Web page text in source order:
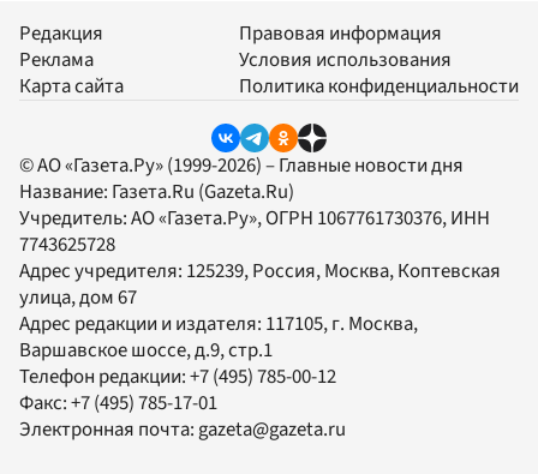
Редакция
Реклама
Карта сайта
Правовая информация
Условия использования
Политика конфиденциальности
© АО «Газета.Ру» (1999-2026) – Главные новости дня
Название: Газета.Ru (Gazeta.Ru)
Учредитель:АО «Газета.Ру», ОГРН 1067761730376, ИНН
7743625728
Адрес учредителя: 125239, Россия, Москва, Коптевская
улица, дом 67
Адрес редакции и издателя: 117105, г. Москва,
Варшавское шоссе, д.9, стр.1
Телефон редакции:+7 (495) 785-00-12
Факс:+7 (495) 785-17-01
Электронная почта:gazeta@gazeta.ru